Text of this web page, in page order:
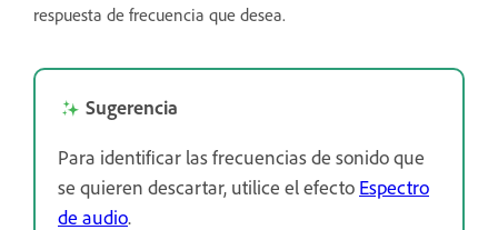
respuesta de frecuencia que desea.
Sugerencia
Para identificar las frecuencias de sonido que
se quieren descartar, utilice el efecto Espectro
de audio.